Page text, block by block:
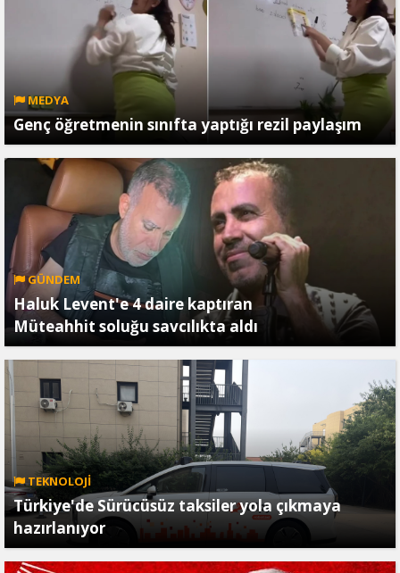
MEDYA
Genç öğretmenin sınıfta yaptığı rezil paylaşım
GÜNDEM
Haluk Levent'e 4 daire kaptıran
Müteahhit soluğu savcılıkta aldı
TEKNOLOJİ
Türkiye'de Sürücüsüz taksiler yola çıkmaya
hazırlanıyor